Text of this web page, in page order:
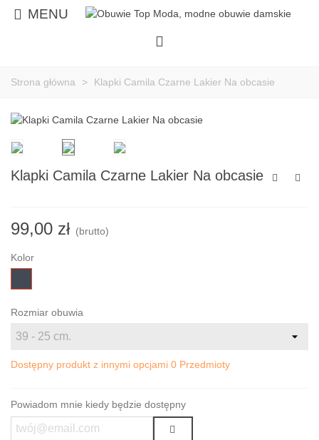
MENU
Strona główna > Klapki Camila Czarne Lakier Na obcasie
Klapki Camila Czarne Lakier Na obcasie
99,00 zł (brutto)
Kolor
Rozmiar obuwia
Dostępny produkt z innymi opcjami 0 Przedmioty
Powiadom mnie kiedy będzie dostępny